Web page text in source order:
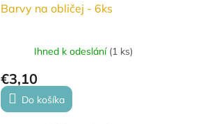
Barvy na obličej - 6ks
Ihned k odeslání (1 ks)
€3,10
Do košíka